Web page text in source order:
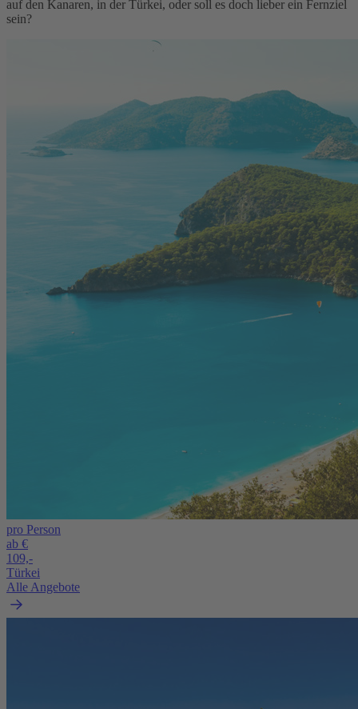
auf den Kanaren, in der Türkei, oder soll es doch lieber ein Fernziel
sein?
pro Person
ab €
109,-
Türkei
Alle Angebote